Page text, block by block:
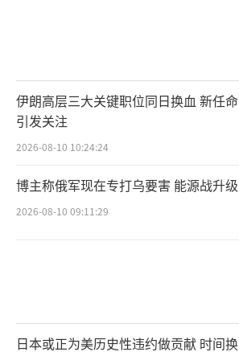
伊朗高层三大关键职位同日换血 新任命
引发关注
2026-08-10 10:24:24
博主称俄军现在专打乌要害 能源战升级
2026-08-10 09:11:29
日本或正为美历史性违约做贡献 时间换